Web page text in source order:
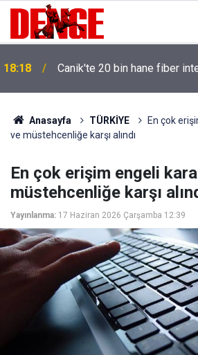
18:18 Canik'te 20 bin hane fiber
Anasayfa TÜRKİYE
En çok
ve müstehcenliğe karşı alındı
En çok erişim engeli
müstehcenliğe karşı
Yayınlanma: 17 Haziran 2026 Çarşamba 12:39